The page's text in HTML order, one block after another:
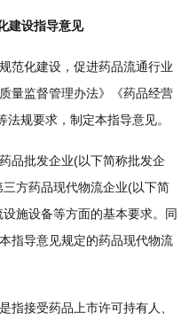
建设指导意见
化建设，促进药品流通行业
量监督管理办法》《药品经营
规要求，制定本指导意见。
批发企业(以下简称批发企
方药品现代物流企业(以下简
施设备等方面的基本要求。同
指导意见规定的药品现代物流
接受药品上市许可持有人、